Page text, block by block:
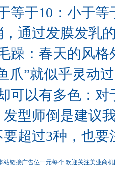
等于10：小于
通过发膜发乳
躁：春天的风
爪”就似乎灵动
可以有多色：
型师倒是建议
超过3种，也
站链接广告位一元每个 欢迎关注美业商